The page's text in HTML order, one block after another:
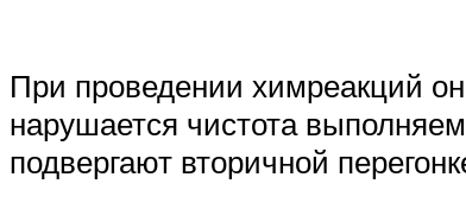
При проведении химреакций
нарушается чистота
подвергают вторичной